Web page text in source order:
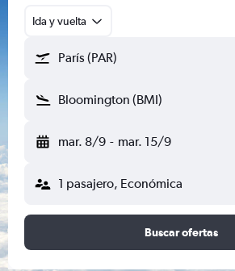
Ida y vuelta
París (PAR)
Bloomington (BMI)
mar. 8/9 - mar. 15/9
1 pasajero, Económica
Buscar ofertas